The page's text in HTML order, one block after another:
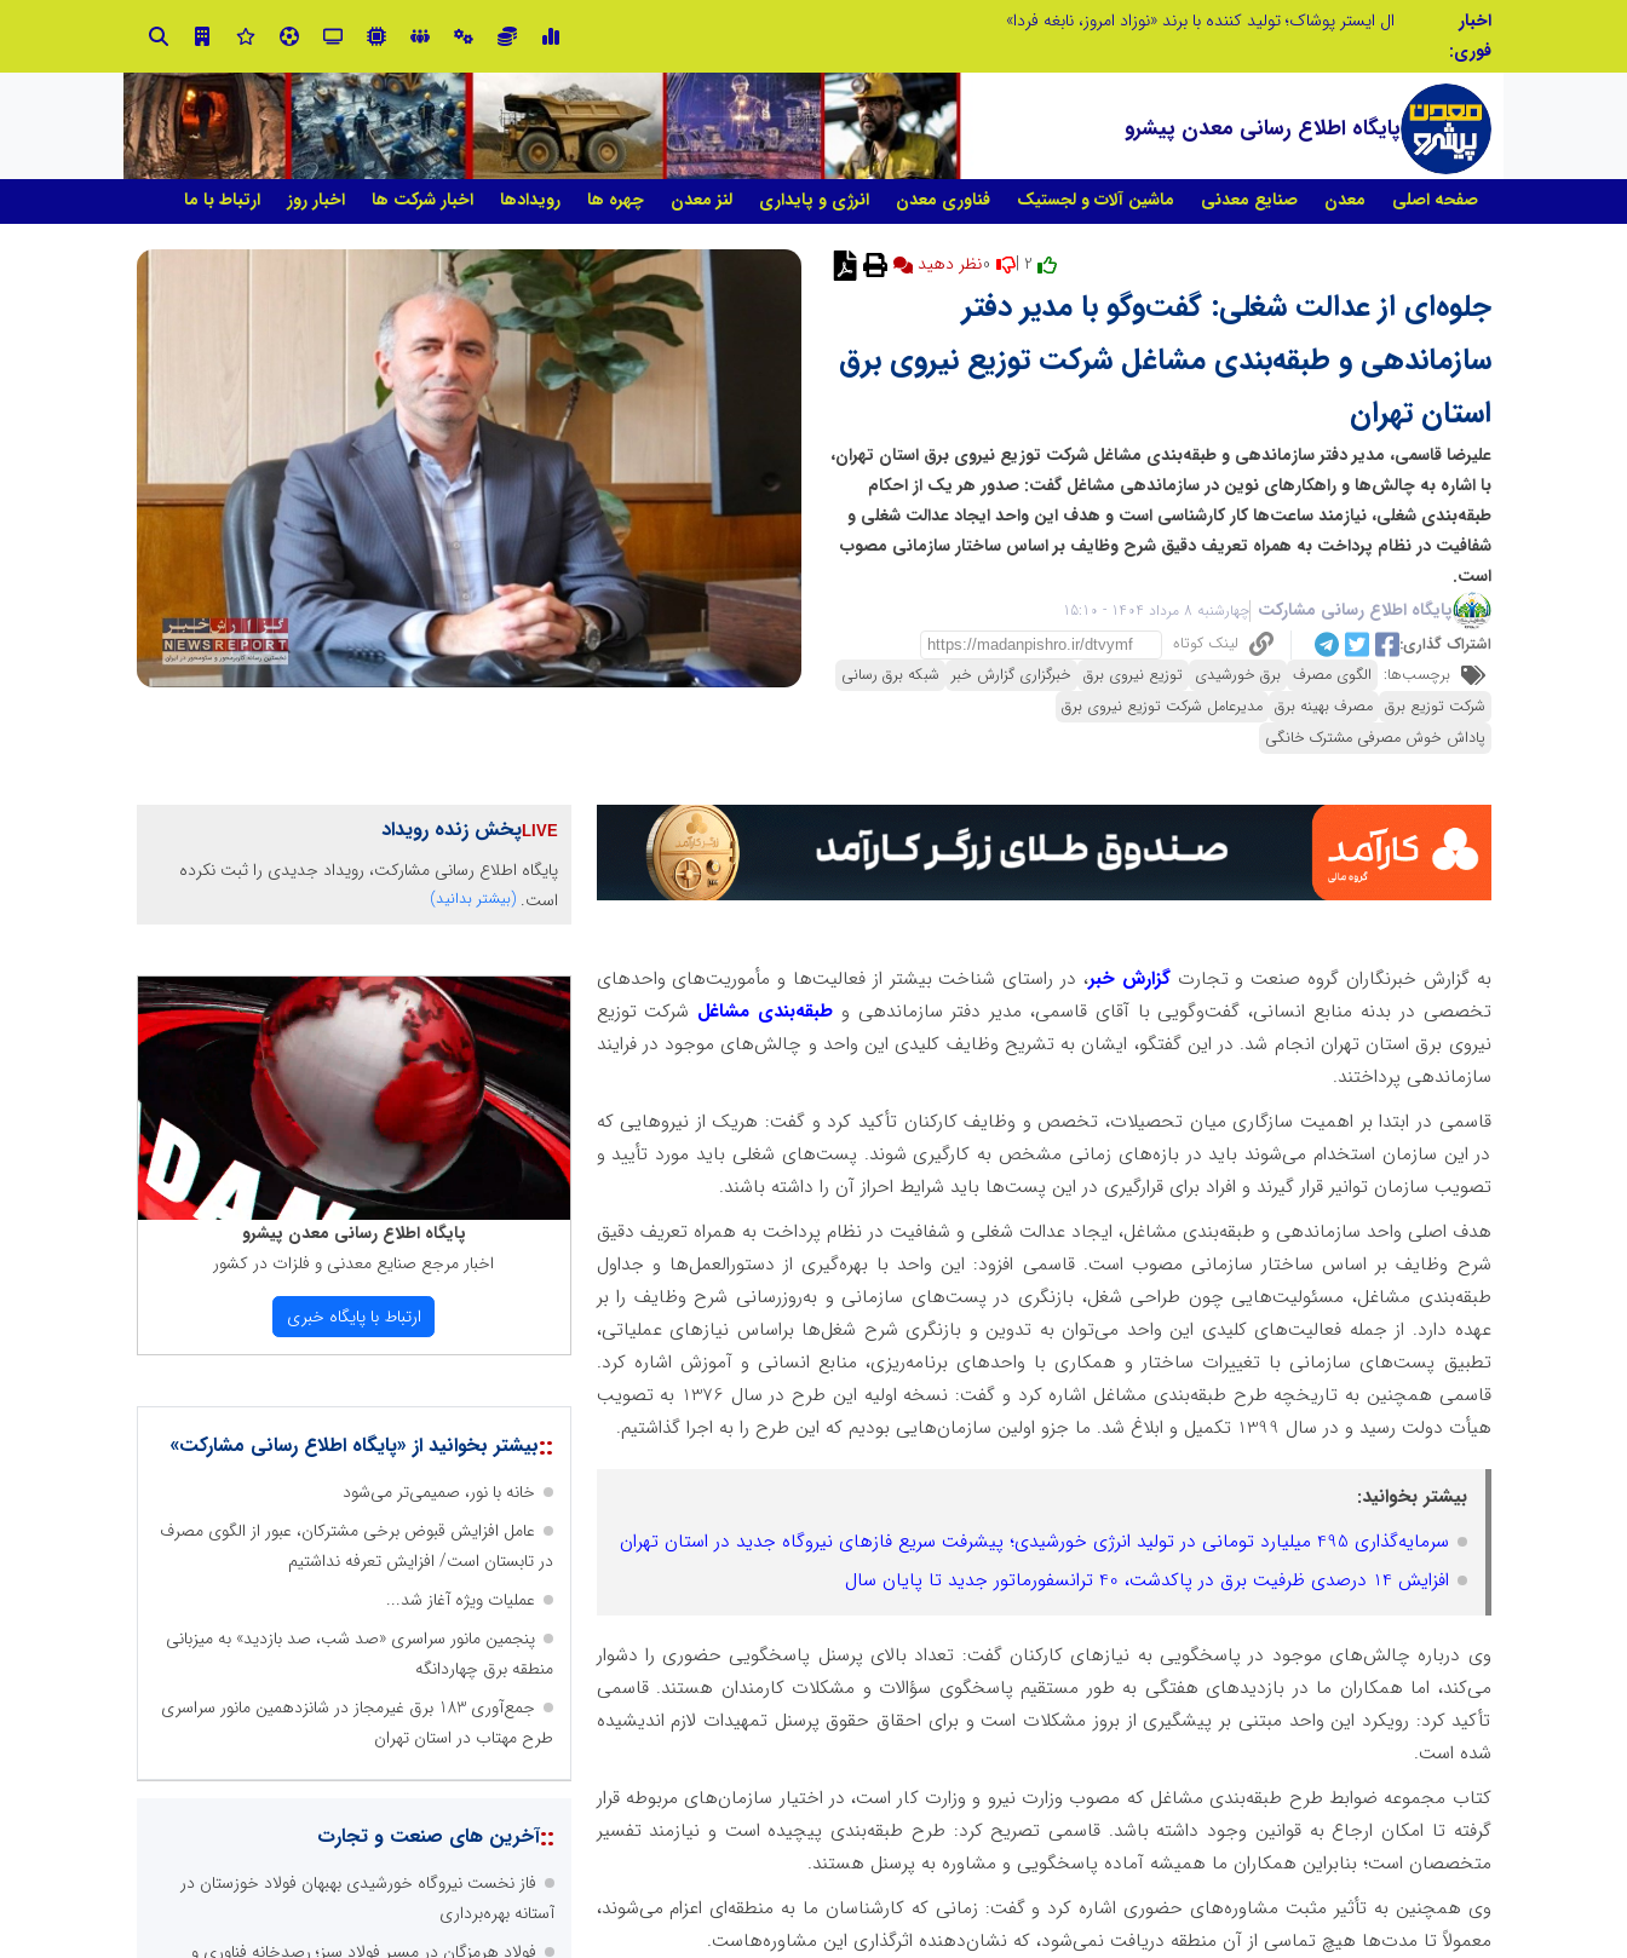
اخبار
فوری:
ال ایستر پوشاک؛ تولید کننده با برند «نوزاد امروز، نابغه فردا»
پایگاه اطلاع رسانی معدن پیشرو
صفحه اصلی معدن صنایع معدنی ماشین آلات و لجستیک فناوری معدن انرژی و پایداری لنز معدن چهره ها رویدادها اخبار شرکت ها اخبار روز ارتباط با ما
جلوه‌ای از عدالت شغلی: گفت‌وگو با مدیر دفتر
سازماندهی و طبقه‌بندی مشاغل شرکت توزیع نیروی برق
استان تهران
علیرضا قاسمی، مدیر دفتر سازماندهی و طبقه‌بندی مشاغل شرکت توزیع نیروی برق استان تهران،
با اشاره به چالش‌ها و راهکارهای نوین در سازماندهی مشاغل گفت: صدور هر یک از احکام
طبقه‌بندی شغلی، نیازمند ساعت‌ها کار کارشناسی است و هدف این واحد ایجاد عدالت شغلی و
شفافیت در نظام پرداخت به همراه تعریف دقیق شرح وظایف بر اساس ساختار سازمانی مصوب
است.
پایگاه اطلاع رسانی مشارکت چهارشنبه 8 مرداد 1404 - 15:10
اشتراک گذاری:
لینک کوتاه
برچسب‌ها: الگوی مصرف برق خورشیدی توزیع نیروی برق خبرگزاری گزارش خبر شبکه برق رسانی
شرکت توزیع برق مصرف بهینه برق مدیرعامل شرکت توزیع نیروی برق
پاداش خوش مصرفی مشترک خانگی
به گزارش خبرنگاران گروه صنعت و تجارت گزارش خبر، در راستای شناخت بیشتر از فعالیت‌ها و مأموریت‌های واحدهای
تخصصی در بدنه منابع انسانی، گفت‌وگویی با آقای قاسمی، مدیر دفتر سازماندهی وطبقه‌بندی مشاغل شرکت توزیع
نیروی برق استان تهران انجام شد. در این گفتگو، ایشان به تشریح وظایف کلیدی این واحد و چالش‌های موجود در فرایند
سازماندهی پرداختند.
قاسمی در ابتدا بر اهمیت سازگاری میان تحصیلات، تخصص و وظایف کارکنان تأکید کرد و گفت: هریک از نیروهایی که
در این سازمان استخدام می‌شوند باید در بازه‌های زمانی مشخص به کارگیری شوند. پست‌های شغلی باید مورد تأیید و
تصویب سازمان توانیر قرار گیرند و افراد برای قرارگیری در این پست‌ها باید شرایط احراز آن را داشته باشند.
هدف اصلی واحد سازماندهی و طبقه‌بندی مشاغل، ایجاد عدالت شغلی و شفافیت در نظام پرداخت به همراه تعریف دقیق
شرح وظایف بر اساس ساختار سازمانی مصوب است. قاسمی افزود: این واحد با بهره‌گیری از دستورالعمل‌ها و جداول
طبقه‌بندی مشاغل، مسئولیت‌هایی چون طراحی شغل، بازنگری در پست‌های سازمانی و به‌روزرسانی شرح وظایف را بر
عهده دارد. از جمله فعالیت‌های کلیدی این واحد می‌توان به تدوین و بازنگری شرح شغل‌ها براساس نیازهای عملیاتی،
تطبیق پست‌های سازمانی با تغییرات ساختار و همکاری با واحدهای برنامه‌ریزی، منابع انسانی و آموزش اشاره کرد.
قاسمی همچنین به تاریخچه طرح طبقه‌بندی مشاغل اشاره کرد و گفت: نسخه اولیه این طرح در سال 1376 به تصویب
هیأت دولت رسید و در سال 1399 تکمیل و ابلاغ شد. ما جزو اولین سازمان‌هایی بودیم که این طرح را به اجرا گذاشتیم.
بیشتر بخوانید:
سرمایه‌گذاری 495 میلیارد تومانی در تولید انرژی خورشیدی؛ پیشرفت سریع فازهای نیروگاه جدید در استان تهران
افزایش 14 درصدی ظرفیت برق در پاکدشت، 40 ترانسفورماتور جدید تا پایان سال
وی درباره چالش‌های موجود در پاسخگویی به نیازهای کارکنان گفت: تعداد بالای پرسنل پاسخگویی حضوری را دشوار
می‌کند، اما همکاران ما در بازدیدهای هفتگی به طور مستقیم پاسخگوی سؤالات و مشکلات کارمندان هستند. قاسمی
تأکید کرد: رویکرد این واحد مبتنی بر پیشگیری از بروز مشکلات است و برای احقاق حقوق پرسنل تمهیدات لازم اندیشیده
شده است.
کتاب مجموعه ضوابط طرح طبقه‌بندی مشاغل که مصوب وزارت نیرو و وزارت کار است، در اختیار سازمان‌های مربوطه قرار
گرفته تا امکان ارجاع به قوانین وجود داشته باشد. قاسمی تصریح کرد: طرح طبقه‌بندی پیچیده است و نیازمند تفسیر
متخصصان است؛ بنابراین همکاران ما همیشه آماده پاسخگویی و مشاوره به پرسنل هستند.
وی همچنین به تأثیر مثبت مشاوره‌های حضوری اشاره کرد و گفت: زمانی که کارشناسان ما به منطقه‌ای اعزام می‌شوند،
معمولاً تا مدت‌ها هیچ تماسی از آن منطقه دریافت نمی‌شود، که نشان‌دهنده اثرگذاری این مشاوره‌هاست.
پخش زنده رویداد
پایگاه اطلاع رسانی مشارکت، رویداد جدیدی را ثبت نکرده
است. (بیشتر بدانید)
پایگاه اطلاع رسانی معدن پیشرو
اخبار مرجع صنایع معدنی و فلزات در كشور
ارتباط با پایگاه خبری
::بیشتر بخوانید از «پایگاه اطلاع رسانی مشارکت»
خانه با نور، صمیمی‌تر می‌شود
عامل افزایش قبوض برخی مشترکان، عبور از الگوی مصرف
در تابستان است/ افزایش تعرفه نداشتیم
عملیات ویژه آغاز شد...
پنجمین مانور سراسری «صد شب، صد بازدید» به میزبانی
منطقه برق چهاردانگه
جمع‌آوری 183 برق غیرمجاز در شانزدهمین مانور سراسری
طرح مهتاب در استان تهران
::آخرین های صنعت و تجارت
فاز نخست نیروگاه خورشیدی بهبهان فولاد خوزستان در
آستانه بهره‌برداری
فولاد هرمزگان در مسیر فولاد سبز؛ رصدخانه فناوری و